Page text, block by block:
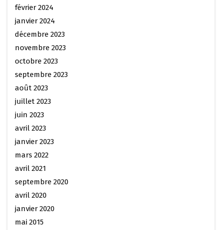
février 2024
janvier 2024
décembre 2023
novembre 2023
octobre 2023
septembre 2023
août 2023
juillet 2023
juin 2023
avril 2023
janvier 2023
mars 2022
avril 2021
septembre 2020
avril 2020
janvier 2020
mai 2015